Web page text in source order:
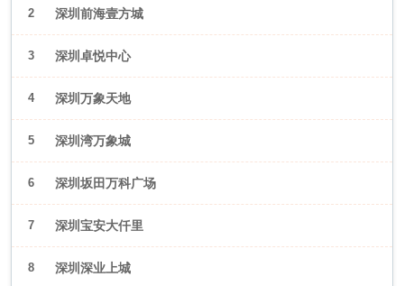
2 深圳前海壹方城
3 深圳卓悦中心
4 深圳万象天地
5 深圳湾万象城
6 深圳坂田万科广场
7 深圳宝安大仟里
8 深圳深业上城